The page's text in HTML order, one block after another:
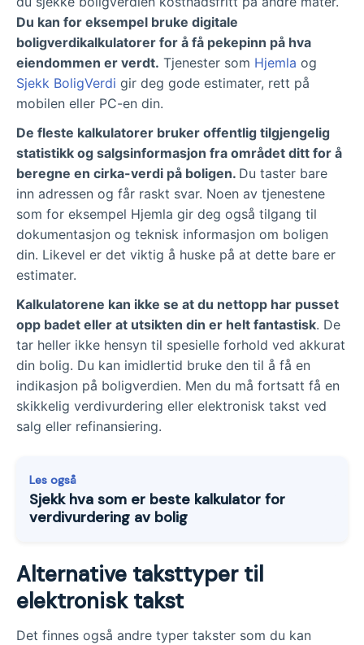
Du kan for eksempel bruke digitale
boligverdikalkulatorer for å få pekepinn på hva
eiendommen er verdt. Tjenester som Hjemla og
Sjekk BoligVerdi gir deg gode estimater, rett på
mobilen eller PC-en din.
De fleste kalkulatorer bruker offentlig tilgjengelig
statistikk og salgsinformasjon fra området ditt for å
beregne en cirka-verdi på boligen. Du taster bare
inn adressen og får raskt svar. Noen av tjenestene
som for eksempel Hjemla gir deg også tilgang til
dokumentasjon og teknisk informasjon om boligen
din. Likevel er det viktig å huske på at dette bare er
estimater.
Kalkulatorene kan ikke se at du nettopp har pusset
opp badet eller at utsikten din er helt fantastisk. De
tar heller ikke hensyn til spesielle forhold ved akkurat
din bolig. Du kan imidlertid bruke den til å få en
indikasjon på boligverdien. Men du må fortsatt få en
skikkelig verdivurdering eller elektronisk takst ved
salg eller refinansiering.
Les også
Sjekk hva som er beste kalkulator for
verdivurdering av bolig
Alternative taksttyper til
elektronisk takst
Det finnes også andre typer takster som du kan